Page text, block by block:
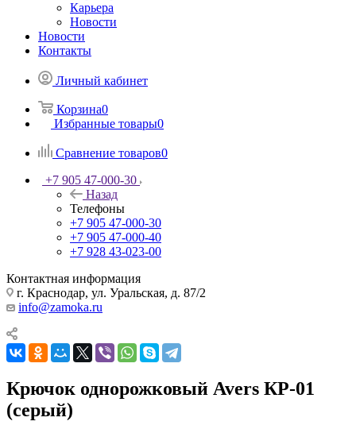
Карьера
Новости
Новости
Контакты
Личный кабинет
Корзина0
Избранные товары0
Сравнение товаров0
+7 905 47-000-30
Назад
Телефоны
+7 905 47-000-30
+7 905 47-000-40
+7 928 43-023-00
Контактная информация
г. Краснодар, ул. Уральская, д. 87/2
info@zamoka.ru
Крючок однорожковый Avers КР-01
(серый)